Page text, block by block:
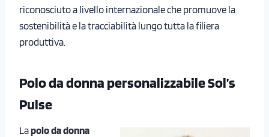
riconosciuto a livello internazionale che promuove la
sostenibilità e la tracciabilità lungo tutta la filiera
produttiva.
Polo da donna personalizzabile Sol’s
Pulse
Lapolo da donna